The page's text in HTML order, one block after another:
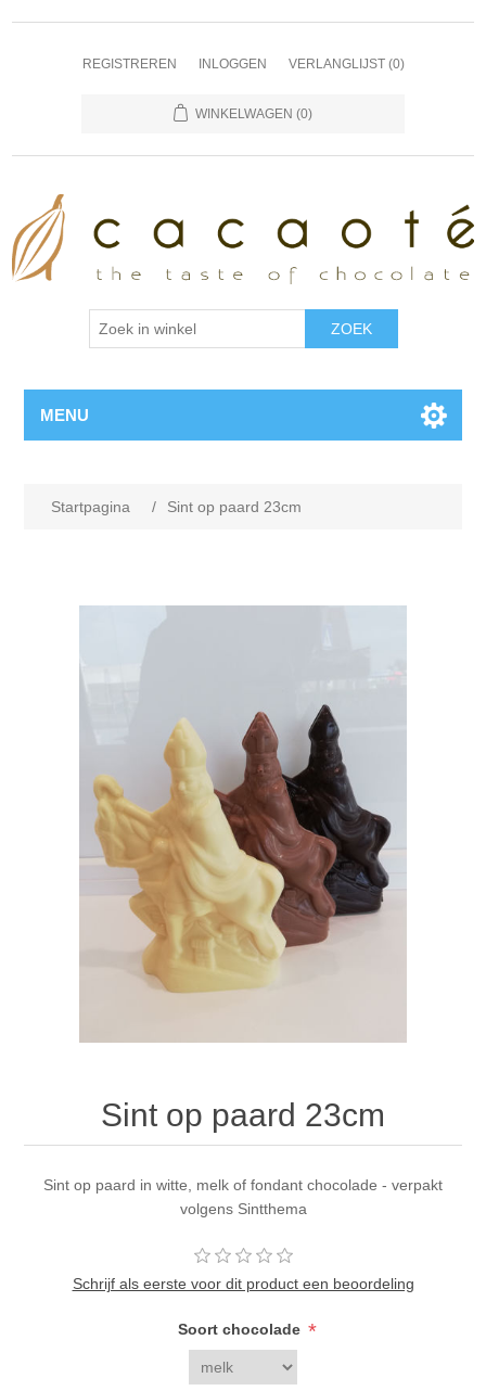
REGISTREREN INLOGGEN VERLANGLIJST (0)
WINKELWAGEN (0)
MENU
Startpagina / Sint op paard 23cm
Sint op paard 23cm
Sint op paard in witte, melk of fondant chocolade - verpakt
volgens Sintthema
Schrijf als eerste voor dit product een beoordeling
Soort chocolade *